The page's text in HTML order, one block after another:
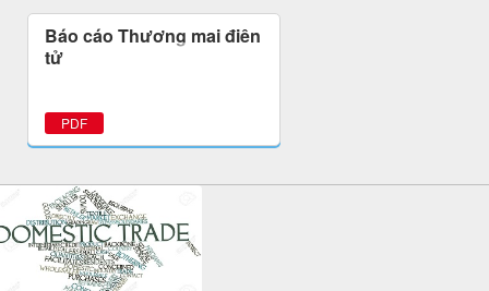
Báo cáo Thương mại điện
tử
PDF